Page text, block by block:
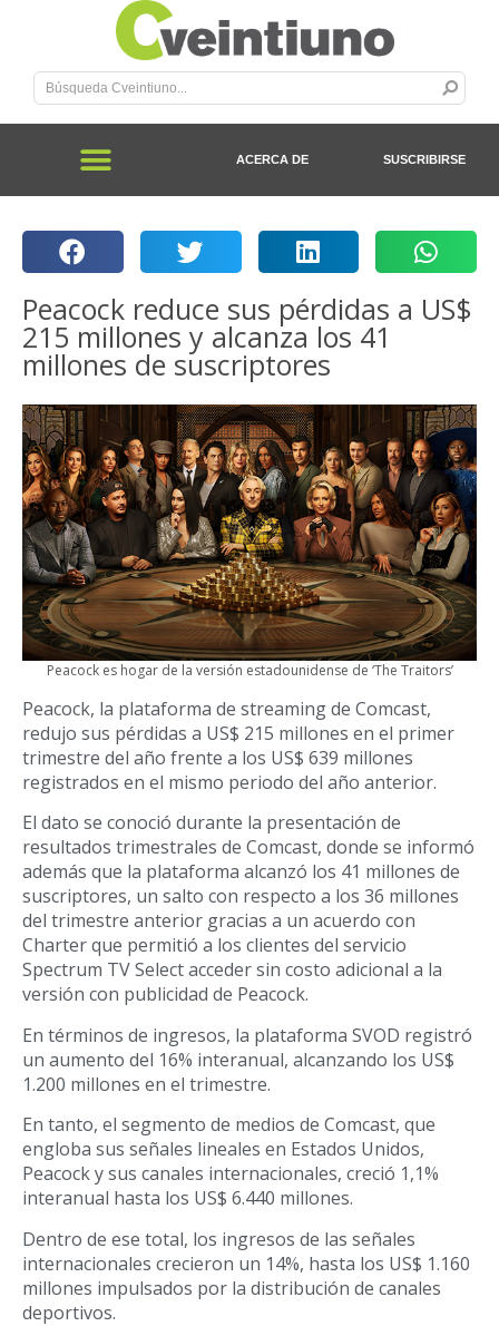
ACERCA DE SUSCRIBIRSE
Peacock reduce sus pérdidas a US$
215 millones y alcanza los 41
millones de suscriptores
Peacock es hogar de la versión estadounidense de ‘The Traitors’
Peacock, la plataforma de streaming de Comcast,
redujo sus pérdidas a US$ 215 millones en el primer
trimestre del año frente a los US$ 639 millones
registrados en el mismo periodo del año anterior.
El dato se conoció durante la presentación de
resultados trimestrales de Comcast, donde se informó
además que la plataforma alcanzó los 41 millones de
suscriptores, un salto con respecto a los 36 millones
del trimestre anterior gracias a un acuerdo con
Charter que permitió a los clientes del servicio
Spectrum TV Select acceder sin costo adicional a la
versión con publicidad de Peacock.
En términos de ingresos, la plataforma SVOD registró
un aumento del 16% interanual, alcanzando los US$
1.200 millones en el trimestre.
En tanto, el segmento de medios de Comcast, que
engloba sus señales lineales en Estados Unidos,
Peacock y sus canales internacionales, creció 1,1%
interanual hasta los US$ 6.440 millones.
Dentro de ese total, los ingresos de las señales
internacionales crecieron un 14%, hasta los US$ 1.160
millones impulsados por la distribución de canales
deportivos.